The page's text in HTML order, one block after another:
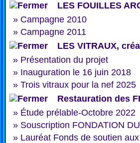
LES FOUILLES
» Campagne 2010
» Campagne 2011
LES VITRAUX,
» Présentation du projet
» Inauguration le 16 juin 2018
» Trois vitraux pour la nef 2025
Restauration des
» Étude prélable-Octobre 2022
» Souscription FONDATION
» Lauréat Fonds de soutien